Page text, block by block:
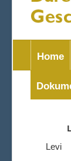
Home
Levi